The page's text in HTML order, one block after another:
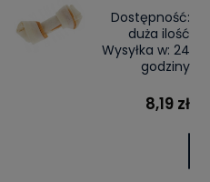
Dostępność:
duża ilość
Wysyłka w: 24
godziny
8,19 zł